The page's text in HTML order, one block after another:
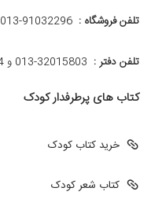
تلفن فروشگاه : 013-91032296
تلفن دفتر : 013-32015803 و 32015804-013
کتاب های پرطرفدار کودک
خرید کتاب کودک
کتاب شعر کودک